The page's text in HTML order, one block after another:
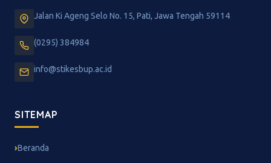
Jalan Ki Ageng Selo No. 15, Pati, Jawa Tengah 59114
(0295) 384984
info@stikesbup.ac.id
SITEMAP
Beranda